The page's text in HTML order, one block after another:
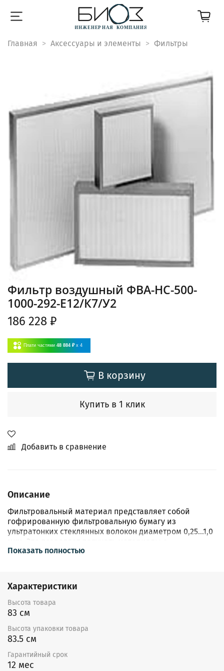
Главная Аксессуары и элементы Фильтры
Фильтр воздушный ФВА-НС-500-
1000-292-E12/К7/У2
186 228 ₽
Плати частями 48 884 ₽ x 4
В корзину
Купить в 1 клик
Добавить в сравнение
Описание
Фильтровальный материал представляет собой
гофрированную фильтровальную бумагу из
ультратонких стеклянных волокон диаметром 0,25...1,0
мкм. Это позволяет получать материалы с
эффективностью вплоть до 99,999995% с оптимальным
Фильтровальный материал обладает рядом ценных
эксплуатационных характеристик, таких как:
термостойкость, высокоразвитая поверхность волоки
и, как следствие, высокая пылеёмкость.
Для предотвращения слипания соседних складок,
между ними прокладываются клеевые сепараторы по
технологии Minipleat.
Показать полностью
Характеристики
Высота товара
83 см
Высота упаковки товара
83.5 см
Гарантийный срок
12 мес